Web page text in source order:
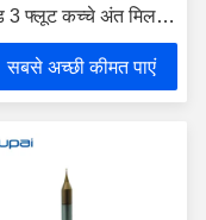
3 फ्लूट कच्चे अंत मिल
सबसे अच्छी कीमत पाएं